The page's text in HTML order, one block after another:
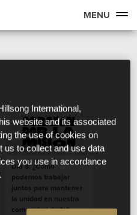
MENU
Día 8: ¿Cómo
podemos trabajar
juntos para mantener
la unidad en nuestra
comunidad de fe?
International,
website and its associated
the use of cookies on
us to collect and use data
you use in accordance